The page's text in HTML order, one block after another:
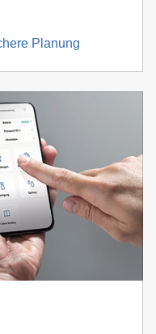
Planung